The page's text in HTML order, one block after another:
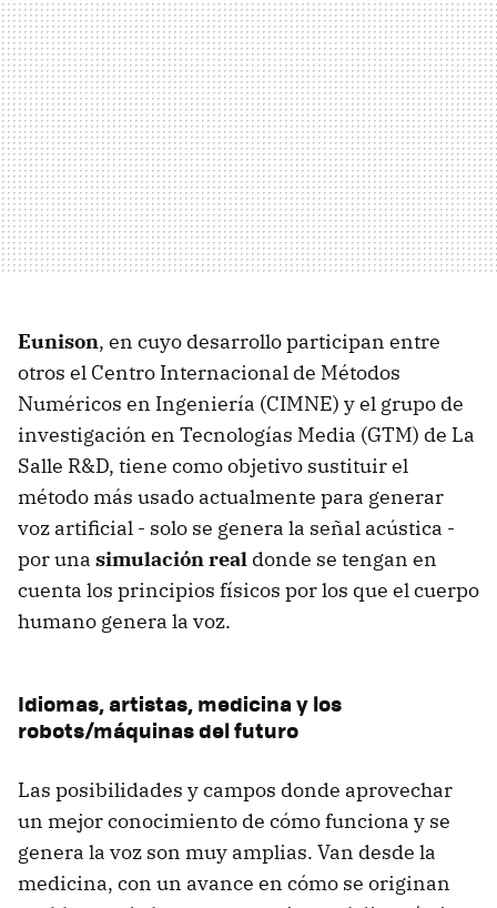
Eunison, en cuyo desarrollo participan entre
otros el Centro Internacional de Métodos
Numéricos en Ingeniería (CIMNE) y el grupo de
investigación en Tecnologías Media (GTM) de La
Salle R&D, tiene como objetivo sustituir el
método más usado actualmente para generar
voz artificial - solo se genera la señal acústica -
por una simulación real donde se tengan en
cuenta los principios físicos por los que el cuerpo
humano genera la voz.
Idiomas, artistas, medicina y los
robots/máquinas del futuro
Las posibilidades y campos donde aprovechar
un mejor conocimiento de cómo funciona y se
genera la voz son muy amplias. Van desde la
medicina, con un avance en cómo se originan